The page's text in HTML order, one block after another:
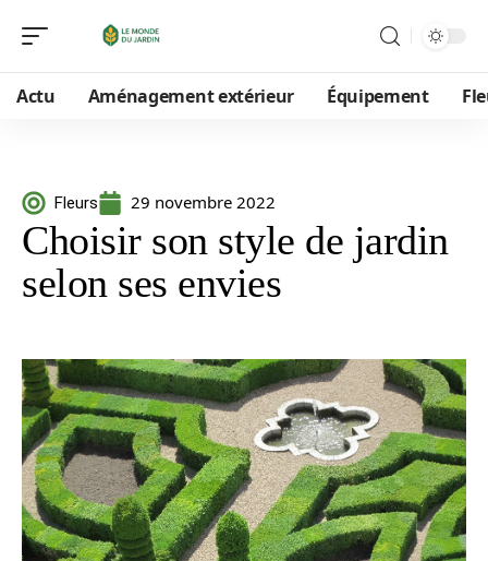
Actu Aménagement extérieur Équipement
Fleurs 29 novembre 2022
Choisir son style de jardin
selon ses envies